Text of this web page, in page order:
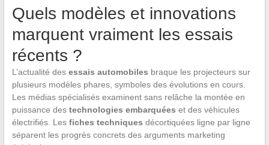
Quels modèles et innovations
marquent vraiment les essais
récents ?
L’actualité des essais automobiles braque les projecteurs sur
plusieurs modèles phares, symboles des évolutions en cours.
Les médias spécialisés examinent sans relâche la montée en
puissance des technologies embarquées et des véhicules
électrifiés. Les fiches techniques décortiquées ligne par ligne
séparent les progrès concrets des arguments marketing